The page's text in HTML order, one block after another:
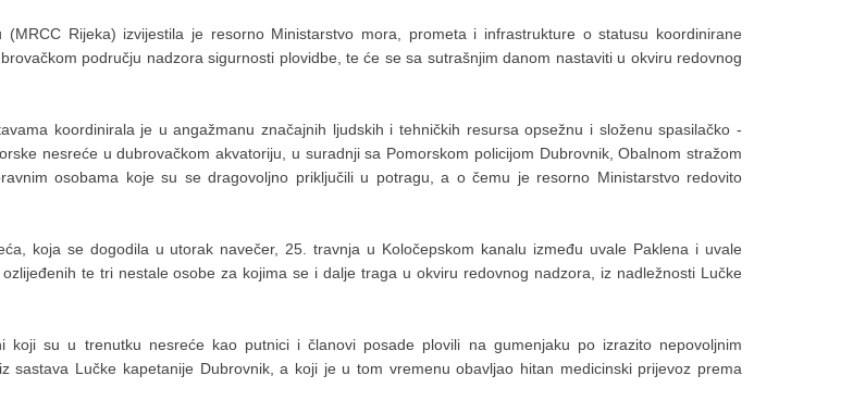
Rijeka) izvijestila je resorno Ministarstvo mora, prometa i infrastrukture o statusu koordinirane
području nadzora sigurnosti plovidbe, te će se sa sutrašnjim danom nastaviti u okviru redovnog
koordinirala je u angažmanu značajnih ljudskih i tehničkih resursa opsežnu i složenu spasilačko -
nesreće u dubrovačkom akvatoriju, u suradnji sa Pomorskom policijom Dubrovnik, Obalnom stražom
osobama koje su se dragovoljno priključili u potragu, a o čemu je resorno Ministarstvo redovito
koja se dogodila u utorak navečer, 25. travnja u Koločepskom kanalu između uvale Paklena i uvale
te tri nestale osobe za kojima se i dalje traga u okviru redovnog nadzora, iz nadležnosti Lučke
su u trenutku nesreće kao putnici i članovi posade plovili na gumenjaku po izrazito nepovoljnim
Lučke kapetanije Dubrovnik, a koji je u tom vremenu obavljao hitan medicinski prijevoz prema